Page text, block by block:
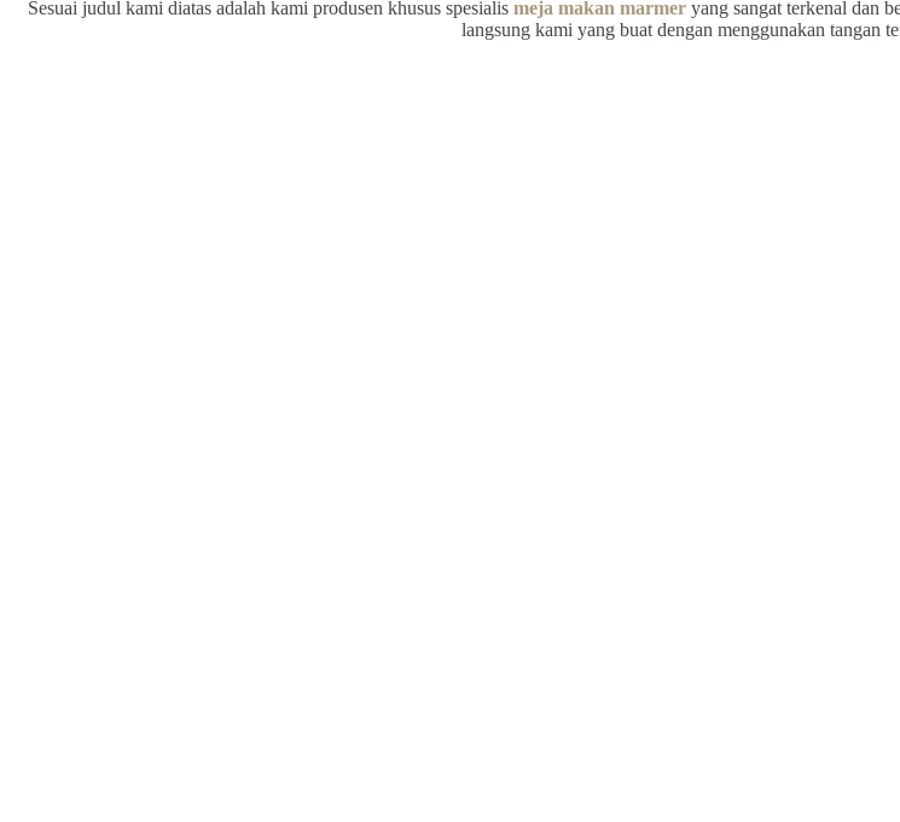
Sesuai judul kami diatas adalah kami produsen khusus spesialis meja makan marmeryang sangat terkenal dan
langsung kami yang buat dengan menggunakan tangan